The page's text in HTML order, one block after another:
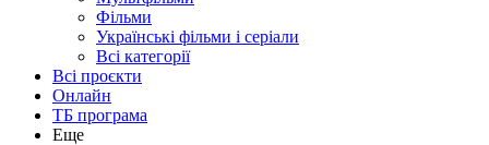
Фільми
Українські фільми і серіали
Всі категорії
Всі проєкти
Онлайн
ТБ програма
Еще